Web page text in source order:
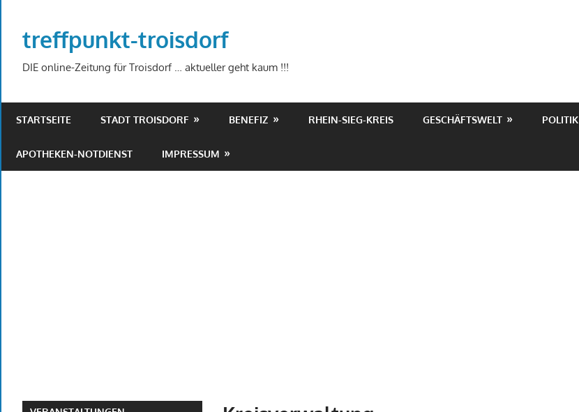
springen
treffpunkt-troisdorf
DIE online-Zeitung für Troisdorf … aktueller geht kaum !!!
STARTSEITE STADT TROISDORF BENEFIZ RHEIN-SIEG-KREIS GESCHÄFTSWELT POLITIK
APOTHEKEN-NOTDIENST IMPRESSUM